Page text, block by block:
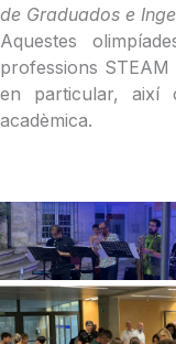
de Graduados e
Aquestes
professions STEAM
en particular, així
acadèmica.